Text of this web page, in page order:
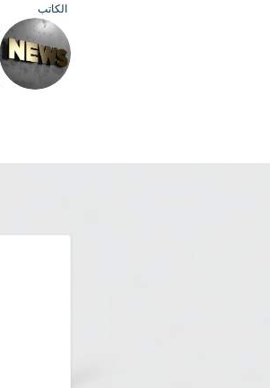
الكاتب